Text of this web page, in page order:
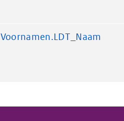
Voornamen.LDT_Naam